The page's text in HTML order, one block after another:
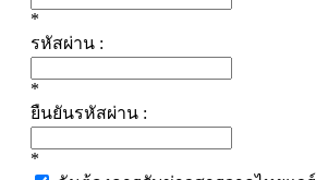
*
รหัสผ่าน :
*
ยืนยันรหัสผ่าน :
*